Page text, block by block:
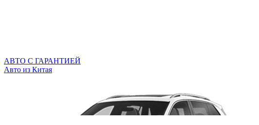
АВТО С ГАРАНТИЕЙ
Авто из Китая